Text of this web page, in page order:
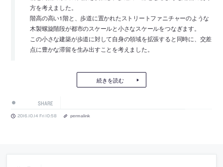
方を考えました。
階高の高い1階と、歩道に置かれたストリートファニチャーのような
木製螺旋階段が都市のスケールと小さなスケールをつなぎます。
この小さな建築が歩道に対して自身の領域を拡張すると同時に、交差
点に豊かな滞留を生み出すことを考えました。
続きを読む
SHARE
2016.10.14 Fri 10:58 permalink